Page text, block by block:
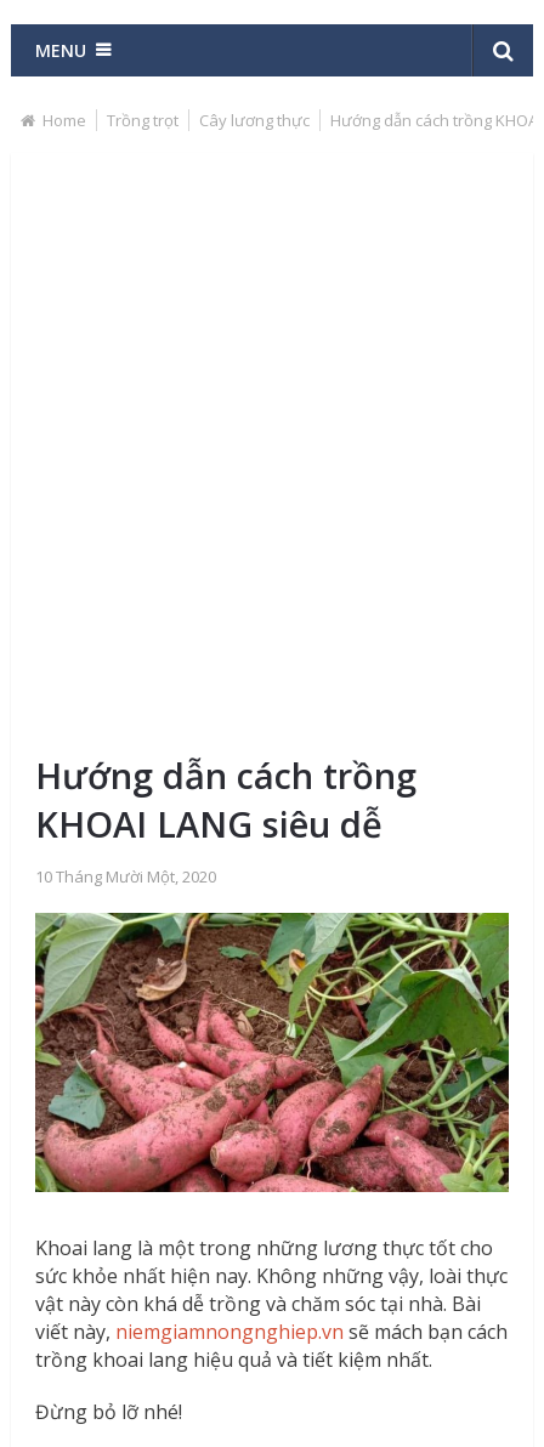
MENU
Home Trồng trọt Cây lương thực Hướng dẫn cách trồng
Hướng dẫn cách trồng
KHOAI LANG siêu dễ
10 Tháng Mười Một, 2020
Khoai lang là một trong những lương thực tốt cho
sức khỏe nhất hiện nay. Không những vậy, loài thực
vật này còn khá dễ trồng và chăm sóc tại nhà. Bài
viết này, niemgiamnongnghiep.vn sẽ mách bạn cách
trồng khoai lang hiệu quả và tiết kiệm nhất.
Đừng bỏ lỡ nhé!